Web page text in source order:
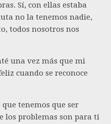
Sí, con ellas estaba
no la tenemos nadie,
todos nosotros nos
una vez más que mi
cuando se reconoce
tenemos que ser
los problemas son para ti